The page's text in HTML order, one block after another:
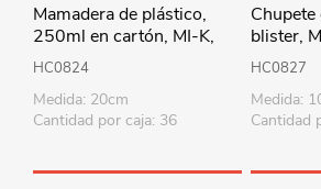
Mamadera de plástico,
250ml en cartón, MI-K,
varios diseños
HC0824
Medida: 20cm
Cantidad por caja: 36
blister,
HC0827
Medida:
Cantidad